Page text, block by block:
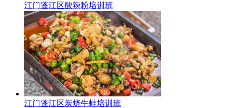
江门蓬江区酸辣粉培训班
江门蓬江区炭烧牛蛙培训班